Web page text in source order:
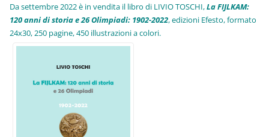
Da settembre 2022 è in vendita il libro di LIVIO TOSCHI,La FIJLKAM:
120 anni di storia e 26 Olimpiadi: 1902-2022, edizioni Efesto, formato
24x30, 250 pagine, 450 illustrazioni a colori.